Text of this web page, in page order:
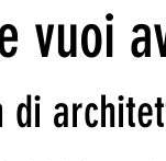
vuoi
di